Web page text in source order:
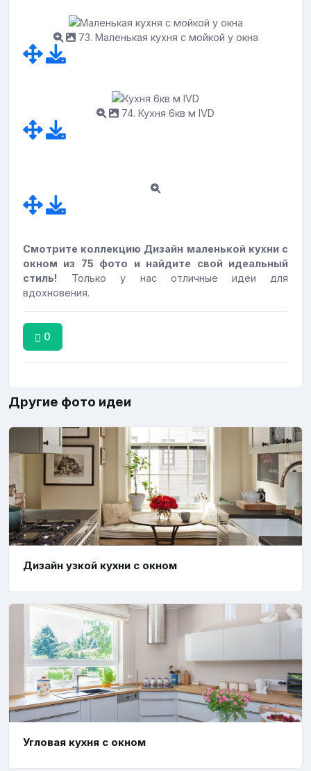
73. Маленькая кухня с мойкой у окна
74. Кухня 6кв м IVD
Смотрите коллекцию Дизайн маленькой кухни с
окном из 75 фото и найдите свой идеальный
стиль!
Только у нас отличные идеи для
вдохновения.
0
Другие фото идеи
Дизайн узкой кухни с окном
Угловая кухня с окном